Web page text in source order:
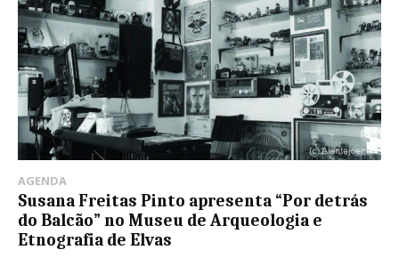
AGENDA
Susana Freitas Pinto apresenta “Por detrás
do Balcão” no Museu de Arqueologia e
Etnografia de Elvas